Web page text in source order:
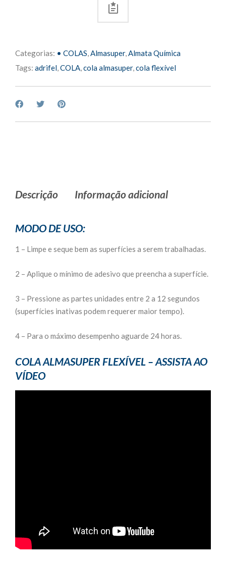
Categorias: • COLAS,Almasuper,Almata Química
Tags: adrifel,COLA,cola almasuper,cola flexível
Descrição Informação adicional
MODO DE USO:
1 – Limpe e seque bem as superfícies a serem trabalhadas.
2 – Aplique o mínimo de adesivo que preencha a superfície.
3 – Pressione as partes unidades entre 2 a 12 segundos
(superfícies inativas podem requerer maior tempo).
4 – Para o máximo desempenho aguarde 24 horas.
COLA ALMASUPER FLEXÍVEL – ASSISTA AO
VÍDEO